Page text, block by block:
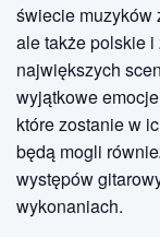
świecie muzyków
ale także polskie
największych
wyjątkowe
które zostanie w
będą mogli
występów
wykonaniach.